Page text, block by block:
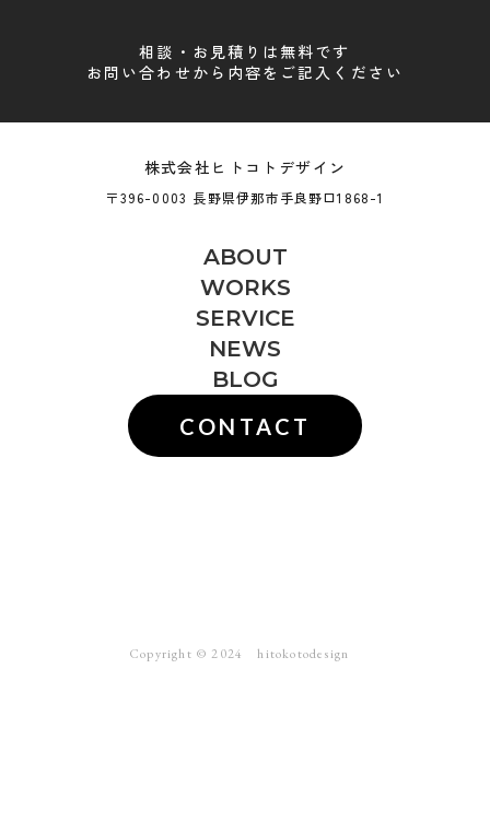
相談・お見積りは無料です
お問い合わせから内容をご記入ください
株式会社ヒトコトデザイン
〒396-0003 長野県伊那市手良野口1868-1
ABOUT
WORKS
SERVICE
NEWS
BLOG
CONTACT
Copyright ©︎ 2024 hitokotodesign